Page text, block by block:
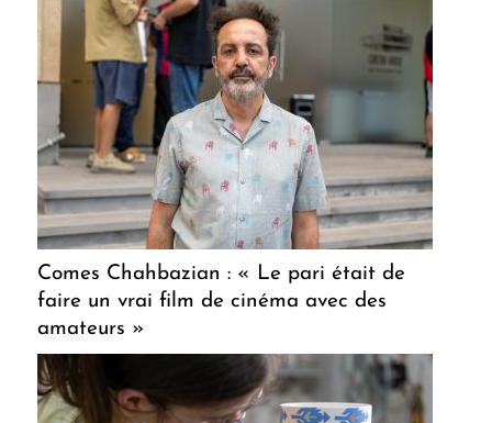
Comes Chahbazian : « Le pari était de
faire un vrai film de cinéma avec des
amateurs »